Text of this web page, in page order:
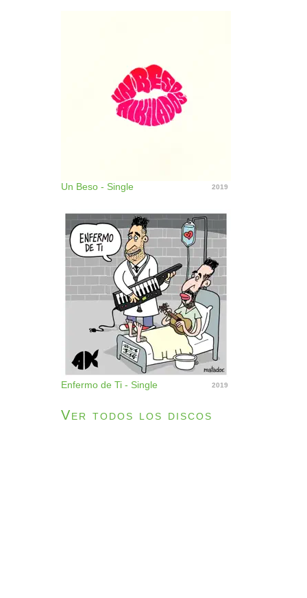
Un Beso - Single 2019
Enfermo de Ti - Single 2019
Ver todos los discos